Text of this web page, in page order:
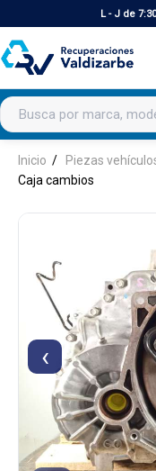
L - J de
Buscar productos
Inicio Piezas
Caja cambios
‹